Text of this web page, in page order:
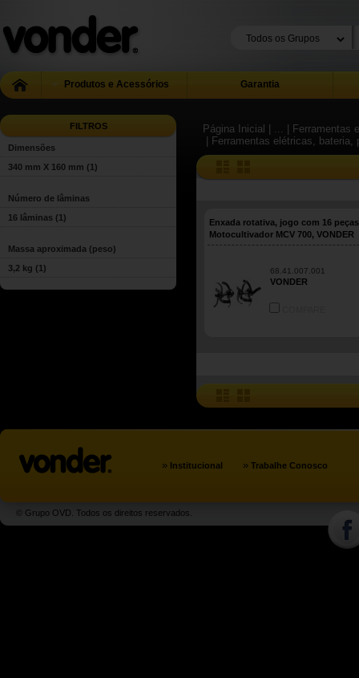
Produtos e Acessórios Garantia
FILTROS
Dimensões
340 mm X 160 mm (1)
Número de lâminas
16 lâminas (1)
Massa aproximada (peso)
3,2 kg (1)
Página Inicial | ...
|
| Ferramentas elétricas,
Enxada rotativa, jogo com 16
Motocultivador MCV 700, VONDER
68.41.007.001
VONDER
» Institucional » Trabalhe Conosco
© Grupo OVD. Todos os direitos reservados.